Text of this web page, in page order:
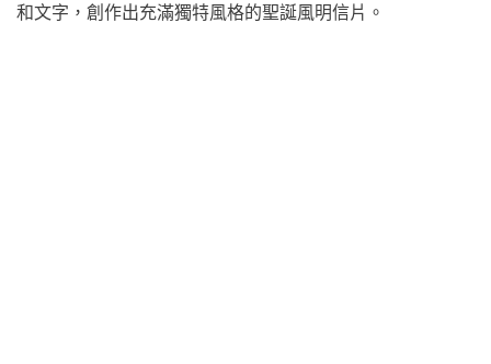
和文字，創作出充滿獨特風格的聖誕風明信片。